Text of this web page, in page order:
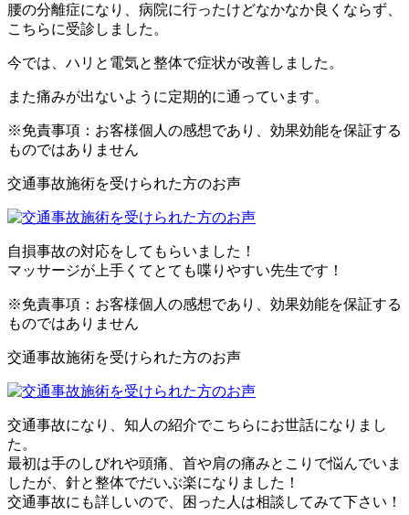
腰の分離症になり、病院に行ったけどなかなか良くならず、
こちらに受診しました。
今では、ハリと電気と整体で症状が改善しました。
また痛みが出ないように定期的に通っています。
※免責事項：お客様個人の感想であり、効果効能を保証する
ものではありません
交通事故施術を受けられた方のお声
自損事故の対応をしてもらいました！
マッサージが上手くてとても喋りやすい先生です！
※免責事項：お客様個人の感想であり、効果効能を保証する
ものではありません
交通事故施術を受けられた方のお声
交通事故になり、知人の紹介でこちらにお世話になりまし
た。
最初は手のしびれや頭痛、首や肩の痛みとこりで悩んでいま
したが、針と整体でだいぶ楽になりました！
交通事故にも詳しいので、困った人は相談してみて下さい！